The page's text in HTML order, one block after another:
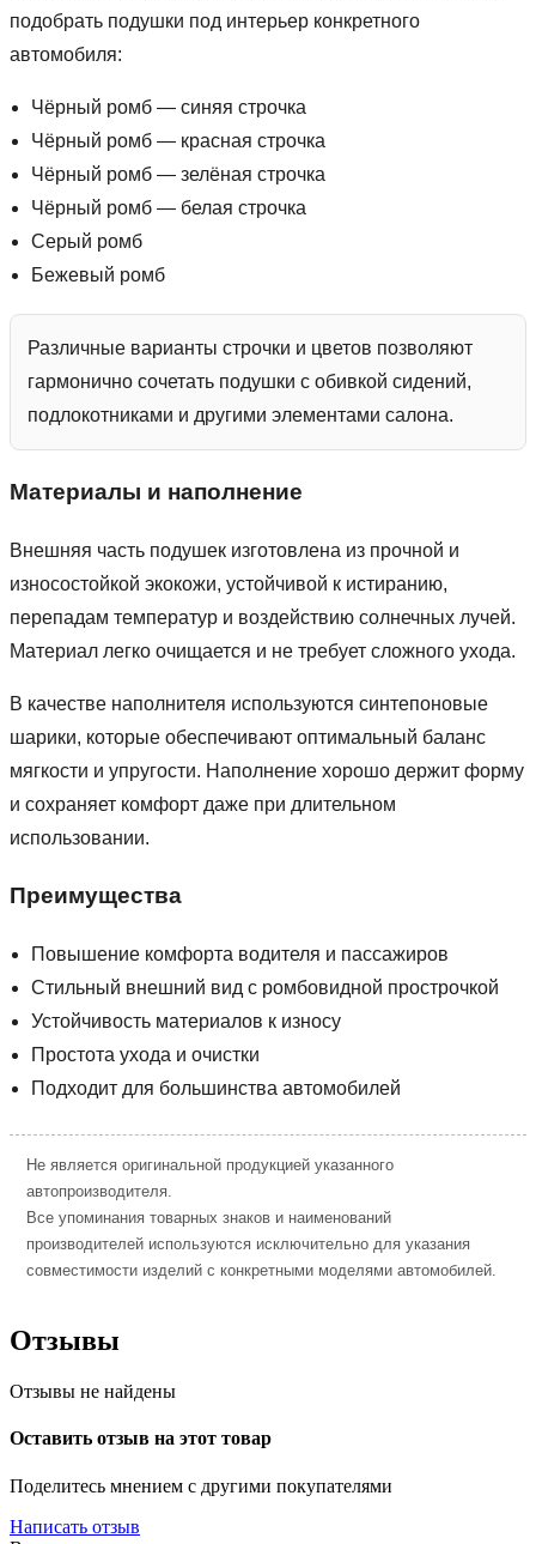
подобрать подушки под интерьер конкретного
автомобиля:
Чёрный ромб — синяя строчка
Чёрный ромб — красная строчка
Чёрный ромб — зелёная строчка
Чёрный ромб — белая строчка
Серый ромб
Бежевый ромб
Различные варианты строчки и цветов позволяют
гармонично сочетать подушки с обивкой сидений,
подлокотниками и другими элементами салона.
Материалы и наполнение
Внешняя часть подушек изготовлена из прочной и
износостойкой экокожи, устойчивой к истиранию,
перепадам температур и воздействию солнечных лучей.
Материал легко очищается и не требует сложного ухода.
В качестве наполнителя используются синтепоновые
шарики, которые обеспечивают оптимальный баланс
мягкости и упругости. Наполнение хорошо держит форму
и сохраняет комфорт даже при длительном
использовании.
Преимущества
Повышение комфорта водителя и пассажиров
Стильный внешний вид с ромбовидной прострочкой
Устойчивость материалов к износу
Простота ухода и очистки
Подходит для большинства автомобилей
Не является оригинальной продукцией указанного
автопроизводителя.
Все упоминания товарных знаков и наименований
производителей используются исключительно для указания
совместимости изделий с конкретными моделями автомобилей.
Отзывы
Отзывы не найдены
Оставить отзыв на этот товар
Поделитесь мнением с другими покупателями
Написать отзыв